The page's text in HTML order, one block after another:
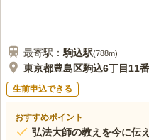
最寄駅：駒込駅(788m)
東京都豊島区駒込6丁目11
生前申込できる
おすすめポイント
弘法大師の教えを今に伝